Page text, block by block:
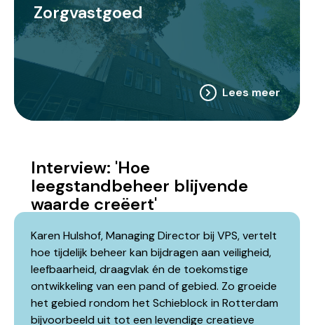
Zorgvastgoed
Lees meer
Interview: 'Hoe
leegstandbeheer blijvende
waarde creëert'
Karen Hulshof, Managing Director bij VPS, vertelt
hoe tijdelijk beheer kan bijdragen aan veiligheid,
leefbaarheid, draagvlak én de toekomstige
ontwikkeling van een pand of gebied. Zo groeide
het gebied rondom het Schieblock in Rotterdam
bijvoorbeeld uit tot een levendige creatieve